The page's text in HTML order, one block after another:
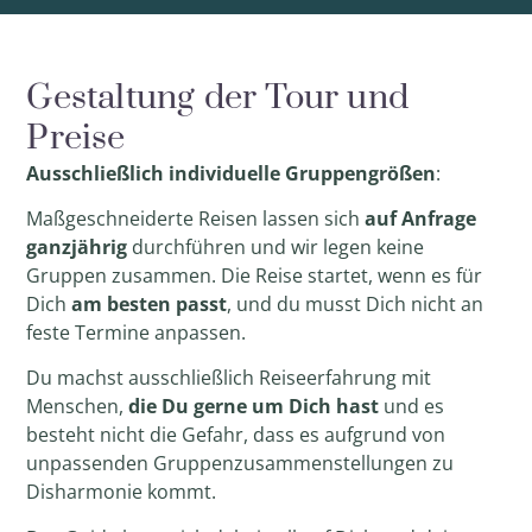
Gestaltung der Tour und
Preise
Ausschließlich individuelle Gruppengrößen:
Maßgeschneiderte Reisen lassen sich aufAnfrage
ganzjährig durchführen und wir legen keine
Gruppen zusammen. Die Reise startet, wenn es für
Dicham besten passt, und du musst Dich nicht an
feste Termine anpassen.
Du machst ausschließlich Reiseerfahrung mit
Menschen,die Du gerne um Dich hast und es
besteht nicht die Gefahr, dass es aufgrund von
unpassenden Gruppenzusammenstellungen zu
Disharmonie kommt.